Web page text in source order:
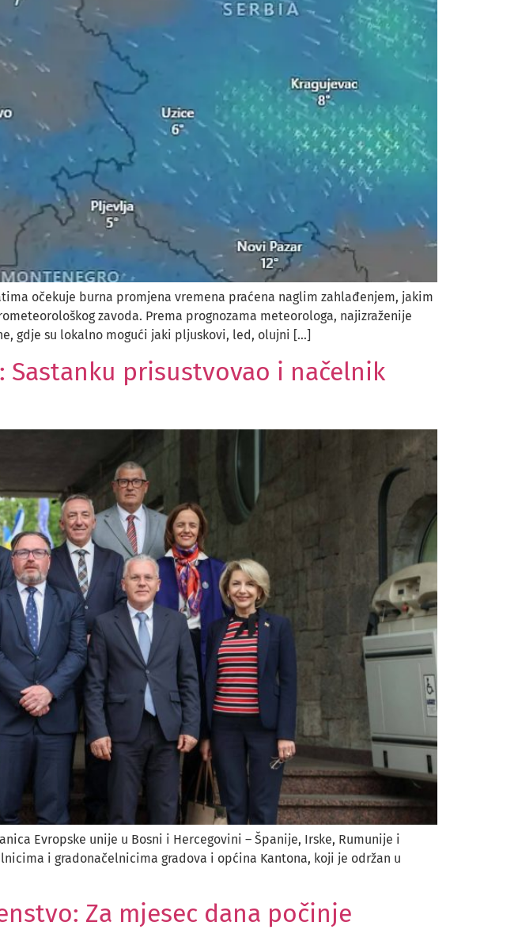
očekuje burna promjena vremena praćena naglim zahlađenjem, jakim
zavoda. Prema prognozama meteorologa, najizraženije
gdje su lokalno mogući jaki pljuskovi, led, olujni […]
Sastanku prisustvovao i načelnik
Evropske unije u Bosni i Hercegovini – Španije, Irske, Rumunije i
i gradonačelnicima gradova i općina Kantona, koji je održan u
Za mjesec dana počinje